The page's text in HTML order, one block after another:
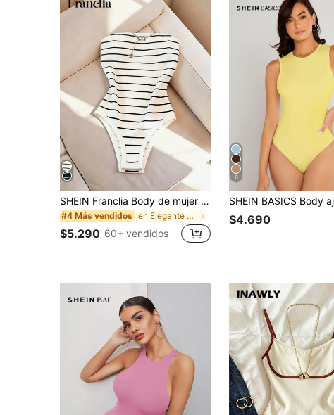
SHEIN Franclia Body de mujer sexy y ajustado sin tirantes con rayas de moda
#4 Más vendidos en Elegante Monos y bodies para mujer
$5.290 60+ vendidos
6
$4.690